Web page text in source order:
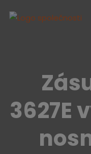
3627E